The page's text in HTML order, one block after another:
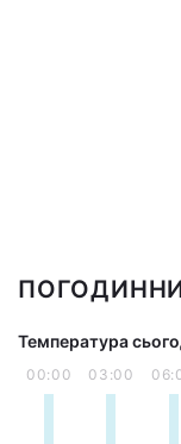
Температура
00:00 03:00